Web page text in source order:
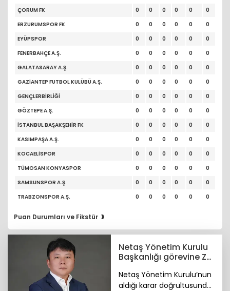
ÇORUM FK
0 0 0 0 0
0
ERZURUMSPOR FK
0 0 0 0 0
0
EYÜPSPOR
0 0 0 0 0
0
FENERBAHÇE A.Ş.
0 0 0 0 0
0
GALATASARAY A.Ş.
0 0 0 0 0
0
GAZİANTEP FUTBOL KULÜBÜ A.Ş.
0 0 0 0 0
0
GENÇLERBİRLİĞİ
0 0 0 0 0
0
GÖZTEPE A.Ş.
0 0 0 0 0
0
İSTANBUL BAŞAKŞEHİR FK
0 0 0 0 0
0
KASIMPAŞA A.Ş.
0 0 0 0 0
0
KOCAELİSPOR
0 0 0 0 0
0
TÜMOSAN KONYASPOR
0 0 0 0 0
0
SAMSUNSPOR A.Ş.
0 0 0 0 0
0
TRABZONSPOR A.Ş.
0 0 0 0 0 0
Puan Durumları ve Fikstür ›
Netaş Yönetim Kurulu
Başkanlığı görevine Zhi
Netaş Yönetim Kurulu’nun
aldığı karar doğrultusunda